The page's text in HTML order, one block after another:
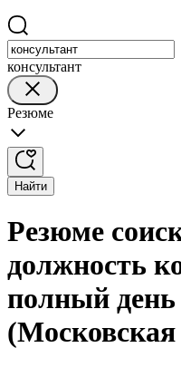
консультант
Резюме
Найти
Резюме
должность
полный
(Московская